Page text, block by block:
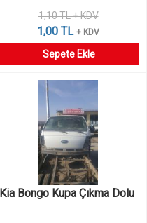
1,10 TL + KDV
1,00 TL + KDV
Sepete Ekle
Kia Bongo Kupa Çıkma Dolu